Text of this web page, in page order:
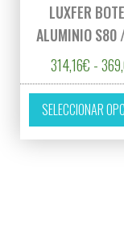
LUXFER
ALUMINIO S80
314,16€ -
SELECCIONAR